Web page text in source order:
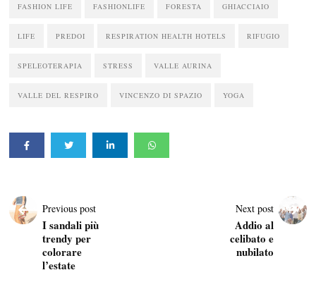
FASHION LIFE FASHIONLIFE FORESTA GHIACCIAIO
LIFE PREDOI RESPIRATION HEALTH HOTELS RIFUGIO
SPELEOTERAPIA STRESS VALLE AURINA
VALLE DEL RESPIRO VINCENZO DI SPAZIO YOGA
Previous post
I sandali più
trendy per
colorare
l’estate
Next post
Addio al
celibato e
nubilato